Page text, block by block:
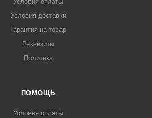
Условия доставки
Гарантия на товар
Реквизиты
Политика
ПОМОЩЬ
Условия оплаты